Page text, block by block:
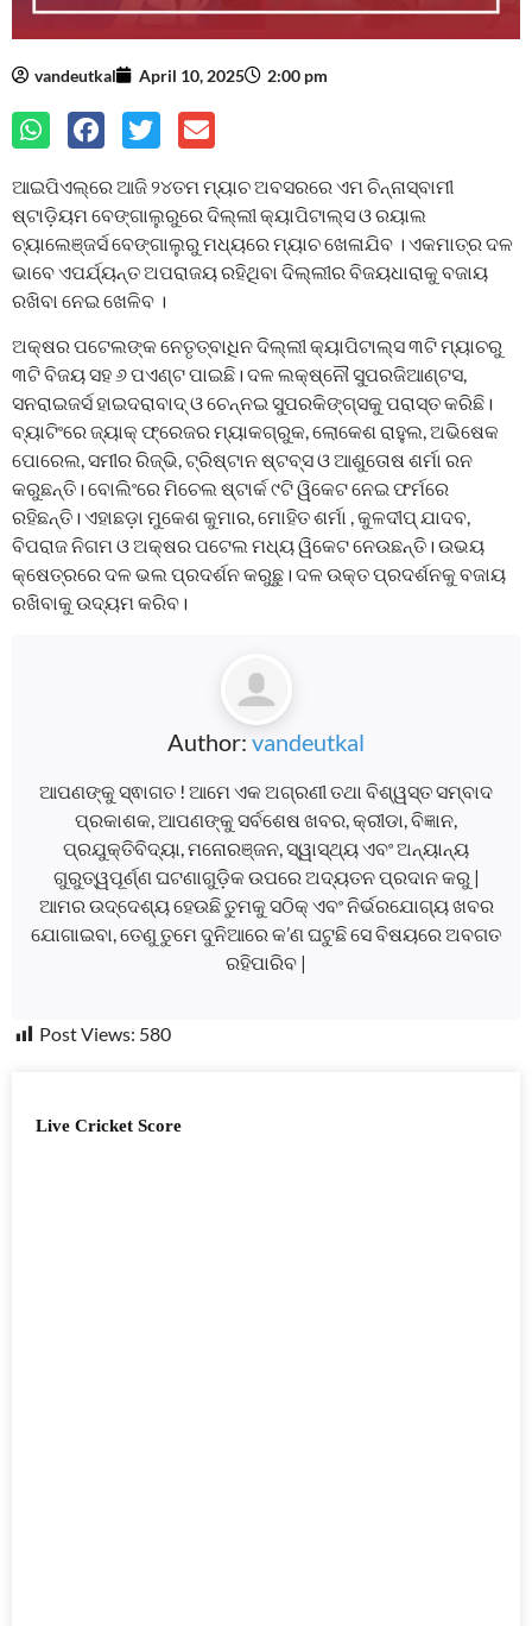
vandeutkal April 10, 2025 2:00 pm
ଆଇପିଏଲ୍‌ରେ ଆଜି ୨୪ତମ ମ୍ୟାଚ ଅବସରରେ ଏମ ଚିନ୍ନାସ୍ବାମୀ
ଷ୍ଟାଡ଼ିୟମ ବେଙ୍ଗାଲୁରୁରେ ଦିଲ୍ଲୀ କ୍ୟାପିଟାଲ୍‌ସ ଓ ରୟାଲ
ଚ୍ୟାଲେଞ୍ଜର୍ସ ବେଙ୍ଗାଲୁରୁ ମଧ୍ୟରେ ମ୍ୟାଚ ଖେଳାଯିବ । ଏକମାତ୍ର ଦଳ
ଭାବେ ଏପର୍ଯ୍ୟନ୍ତ ଅପରାଜୟ ରହିଥିବା ଦିଲ୍ଲୀର ବିଜୟଧାରାକୁ ବଜାୟ
ରଖିବା ନେଇ ଖେଳିବ ।
ଅକ୍ଷର ପଟେଲଙ୍କ ନେତୃତ୍ବାଧିନ ଦିଲ୍ଲୀ କ୍ୟାପିଟାଲ୍‌ସ ୩ଟି ମ୍ୟାଚରୁ
୩ଟି ବିଜୟ ସହ ୬ ପଏଣ୍ଟ ପାଇଛି। ଦଳ ଲକ୍ଷ୍ନୌ ସୁପରଜିଆଣ୍ଟସ,
ସନରାଇଜର୍ସ ହାଇଦରାବାଦ୍‌ ଓ ଚେନ୍ନଇ ସୁପରକିଙ୍ଗ୍‌ସକୁ ପରାସ୍ତ କରିଛି।
ବ୍ୟାଟିଂରେ ଜ୍ୟାକ୍ ଫ୍ରେଜର ମ୍ୟାକଗ୍ରୁକ, ଲୋକେଶ ରାହୁଲ, ଅଭିଷେକ
ପୋରେଲ, ସମୀର ରିଜ୍‌ଭି, ଟ୍ରିଷ୍ଟାନ ଷ୍ଟବ୍‌ସ ଓ ଆଶୁତୋଷ ଶର୍ମା ରନ
କରୁଛନ୍ତି। ବୋଲିଂରେ ମି​‌ଚେଲ ଷ୍ଟାର୍କ ୯ଟି ୱିକେଟ ନେଇ ଫର୍ମରେ
ରହିଛନ୍ତି। ଏହାଛଡ଼ା ମୁକେଶ କୁମାର, ମୋହିତ ଶର୍ମା , କୁଳଦୀପ୍‌ ଯାଦବ,
ବିପରାଜ ନିଗମ ଓ ଅକ୍ଷର ପଟେଲ ମଧ୍ୟ ୱିକେଟ ନେଉଛନ୍ତି। ଉଭୟ
କ୍ଷେତ୍ରରେ ଦଳ ଭଲ ପ୍ରଦର୍ଶନ କରୁଛୁ। ଦଳ ଉକ୍ତ ପ୍ରଦର୍ଶନକୁ ବଜାୟ
ରଖିବାକୁ ଉଦ୍ୟମ କରିବ।
Author: vandeutkal
ଆପଣଙ୍କୁ ସ୍ଵାଗତ ! ଆମେ ଏକ ଅଗ୍ରଣୀ ତଥା ବିଶ୍ୱସ୍ତ ସମ୍ବାଦ
ପ୍ରକାଶକ, ଆପଣଙ୍କୁ ସର୍ବଶେଷ ଖବର, କ୍ରୀଡା, ବିଜ୍ଞାନ,
ପ୍ରଯୁକ୍ତିବିଦ୍ୟା, ମନୋରଞ୍ଜନ, ସ୍ୱାସ୍ଥ୍ୟ ଏବଂ ଅନ୍ୟାନ୍ୟ
ଗୁରୁତ୍ୱପୂର୍ଣ୍ଣ ଘଟଣାଗୁଡ଼ିକ ଉପରେ ଅଦ୍ୟତନ ପ୍ରଦାନ କରୁ |
ଆମର ଉଦ୍ଦେଶ୍ୟ ହେଉଛି ତୁମକୁ ସଠିକ୍ ଏବଂ ନିର୍ଭରଯୋଗ୍ୟ ଖବର
ଯୋଗାଇବା, ତେଣୁ ତୁମେ ଦୁନିଆରେ କ’ଣ ଘଟୁଛି ସେ ବିଷୟରେ ଅବଗତ
ରହିପାରିବ |
Post Views: 580
Live Cricket Score